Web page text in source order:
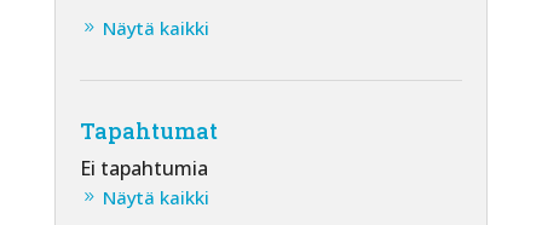
Näytä kaikki
Tapahtumat
Ei tapahtumia
Näytä kaikki